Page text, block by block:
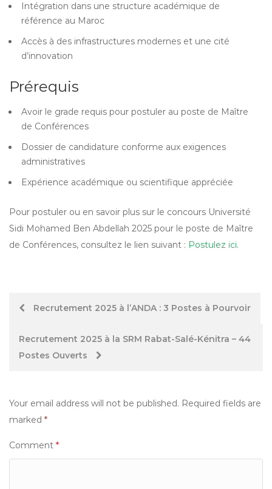
Intégration dans une structure académique de
référence au Maroc
Accès à des infrastructures modernes et une cité
d’innovation
Prérequis
Avoir le grade requis pour postuler au poste de Maître
de Conférences
Dossier de candidature conforme aux exigences
administratives
Expérience académique ou scientifique appréciée
Pour postuler ou en savoir plus sur le concours Université
Sidi Mohamed Ben Abdellah 2025 pour le poste de Maître
de Conférences, consultez le lien suivant : Postulez ici.
Post
navigation
Recrutement 2025 à l’ANDA : 3 Postes à Pourvoir
Recrutement 2025 à la SRM Rabat-Salé-Kénitra – 44
Postes Ouverts
Your email address will not be published. Required fields are
marked *
Comment *